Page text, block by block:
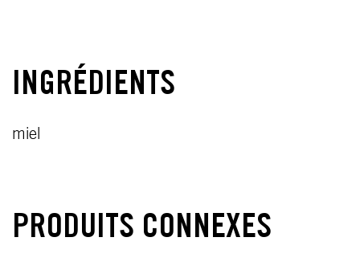
INGRÉDIENTS
miel
PRODUITS CONNEXES